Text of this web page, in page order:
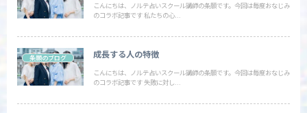
こんにちは、ノルテ占いスクール講師の条願です。今回は毎度おなじみ
のコラボ記事です 私たちの心...
条願のブログ 成長する人の特徴
こんにちは、ノルテ占いスクール講師の条願です。今回は毎度おなじみ
のコラボ記事です 失敗に対し...